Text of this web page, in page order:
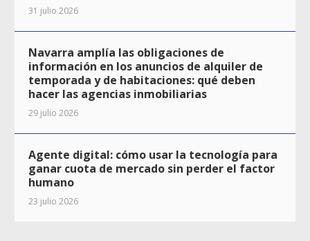
31 julio 2026
Navarra amplía las obligaciones de
información en los anuncios de alquiler de
temporada y de habitaciones: qué deben
hacer las agencias inmobiliarias
29 julio 2026
Agente digital: cómo usar la tecnología para
ganar cuota de mercado sin perder el factor
humano
23 julio 2026